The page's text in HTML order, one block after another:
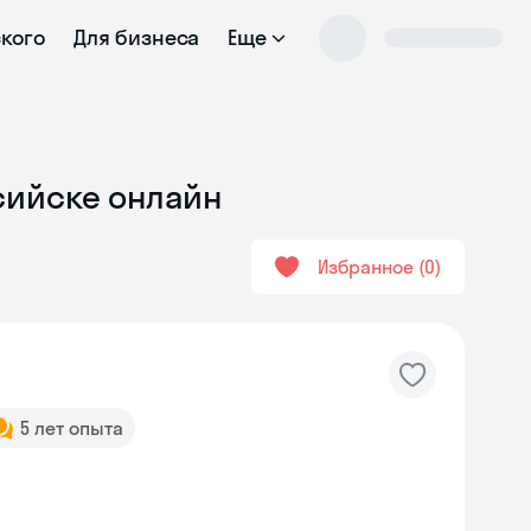
Для бизнеса Еще
онлайн
Избранное 0
5 лет опыта